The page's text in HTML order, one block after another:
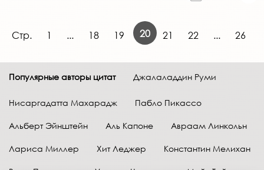
Стр. 1 ... 18 19 20 21 22 ... 26
Популярные авторы цитат Джалаладдин Руми
Нисаргадатта Махарадж Пабло Пикассо
Альберт Эйнштейн Аль Капоне Авраам Линкольн
Лариса Миллер Хит Леджер Константин Мелихан